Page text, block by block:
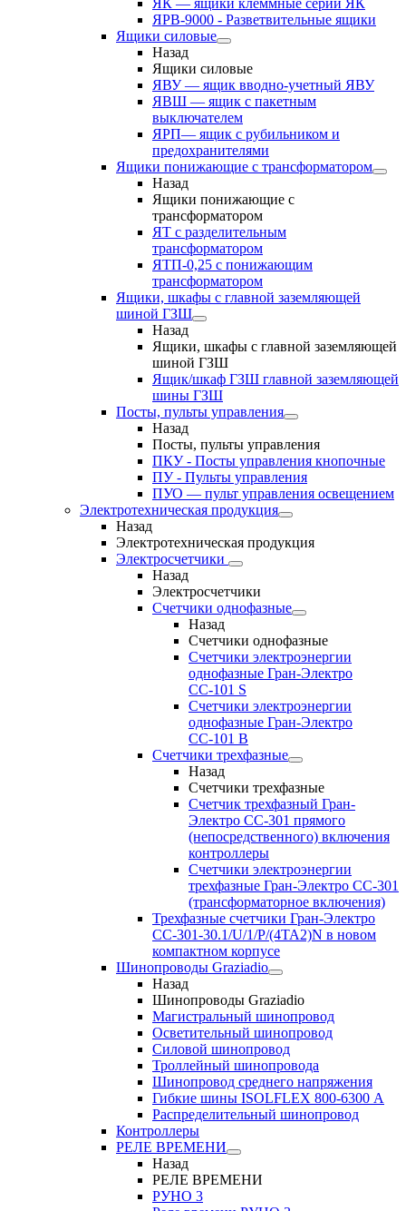
ЯК — ящики клеммные серии ЯК
ЯРВ-9000 - Разветвительные ящики
Ящики силовые
Назад
Ящики силовые
ЯВУ — ящик вводно-учетный ЯВУ
ЯВШ — ящик с пакетным
выключателем
ЯРП— ящик с рубильником и
предохранителями
Ящики понижающие с трансформатором
Назад
Ящики понижающие с
трансформатором
ЯТ с разделительным
трансформатором
ЯТП-0,25 с понижающим
трансформатором
Ящики, шкафы с главной заземляющей
шиной ГЗШ
Назад
Ящики, шкафы с главной заземляющей
шиной ГЗШ
Ящик/шкаф ГЗШ главной заземляющей
шины ГЗШ
Посты, пульты управления
Назад
Посты, пульты управления
ПКУ - Посты управления кнопочные
ПУ - Пульты управления
ПУО — пульт управления освещением
Электротехническая продукция
Назад
Электротехническая продукция
Электросчетчики
Назад
Электросчетчики
Счетчики однофазные
Назад
Счетчики однофазные
Счетчики электроэнергии
однофазные Гран-Электро
СС-101 S
Счетчики электроэнергии
однофазные Гран-Электро
СС-101 B
Счетчики трехфазные
Назад
Счетчики трехфазные
Счетчик трехфазный Гран-
Электро CC-301 прямого
(непосредственного) включения
контроллеры
Счетчики электроэнергии
трехфазные Гран-Электро CC-301
(трансформаторное включения)
Трехфазные счетчики Гран-Электро
СС-301-30.1/U/1/P/(4TA2)N в новом
компактном корпусе
Шинопроводы Graziadio
Назад
Шинопроводы Graziadio
Магистральный шинопровод
Осветительный шинопровод
Силовой шинопровод
Троллейный шинопровода
Шинопровод среднего напряжения
Гибкие шины ISOLFLEX 800-6300 А
Распределительный шинопровод
Контроллеры
РЕЛЕ ВРЕМЕНИ
Назад
РЕЛЕ ВРЕМЕНИ
РУНО 3